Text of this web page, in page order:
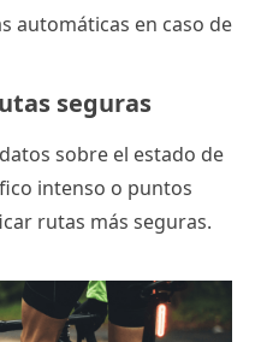
automáticas en caso de
seguras
sobre el estado de
intenso o puntos
rutas más seguras.